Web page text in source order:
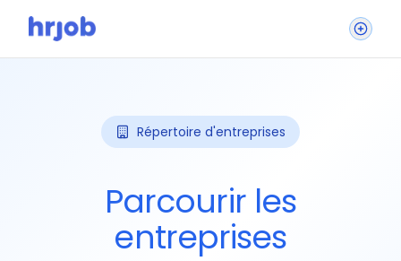
Répertoire d'entreprises
Parcourir les
entreprises